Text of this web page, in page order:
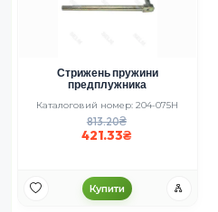
Стрижень пружини
предплужника
Каталоговий номер: 204-075H
813.20
421.33
Купити